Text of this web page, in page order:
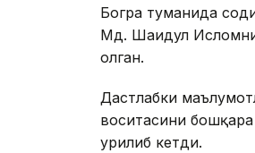
Богра туманида
Мд. Шаҳидул
олган.
Дастлабки
воситасини
урилиб кетди.